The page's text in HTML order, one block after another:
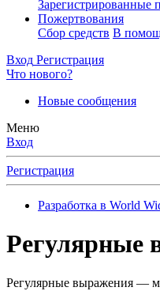
Зарегистрированные
Пожертвования
Сбор средств В
Вход Регистрация
Что нового?
Новые сообщения
Меню
Вход
Регистрация
Разработка в World
Регулярные
Регулярные выражения —